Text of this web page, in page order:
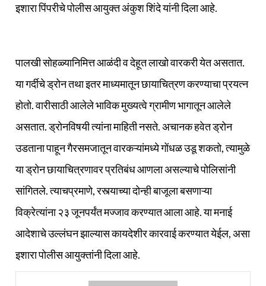
इशारा पिंपरीचे पोलीस आयुक्त अंकुश शिंदे यांनी दिला आहे.
पालखी सोहळ्यानिमित्त आळंदी व देहूत लाखो वारकरी येत असतात.
या गर्दीचे ड्रोन तथा इतर माध्यमातून छायाचित्रण करण्याचा प्रयत्न
होतो. वारीसाठी आलेले भाविक मुख्यत्वे ग्रामीण भागातून आलेले
असतात. ड्रोनविषयी त्यांना माहिती नसते. अचानक हवेत ड्रोन
उडताना पाहून गैरसमजातून वारकऱ्यांमध्ये गोंधळ उडू शकतो, त्यामुळे
या ड्रोन छायाचित्रणावर प्रतिबंध आणला असल्याचे पोलिसांनी
सांगितले. त्याचप्रमाणे, रस्त्याच्या दोन्ही बाजूला बसणाऱ्या
विक्रेत्यांना २३ जूनपर्यंत मज्जाव करण्यात आला आहे. या मनाई
आदेशाचे उल्लंघन झाल्यास कायदेशीर कारवाई करण्यात येईल, असा
इशारा पोलीस आयुक्तांनी दिला आहे.